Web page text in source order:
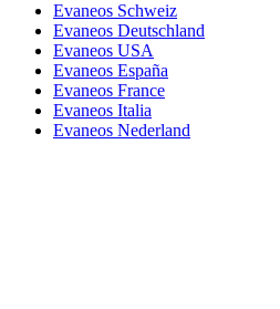
Evaneos Schweiz
Evaneos Deutschland
Evaneos USA
Evaneos España
Evaneos France
Evaneos Italia
Evaneos Nederland